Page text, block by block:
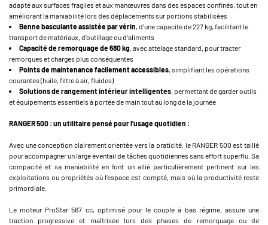
adapté aux surfaces fragiles et aux manœuvres dans des espaces confinés, tout en
améliorant la maniabilité lors des déplacements sur portions stabilisées
Benne basculante assistée par vérin, d’une capacité de 227 kg, facilitant le
transport de matériaux, d’outillage ou d’aliments
Capacité de remorquage de 680 kg, avec attelage standard, pour tracter
remorques et charges plus conséquentes
Points de maintenance facilement accessibles, simplifiant les opérations
courantes (huile, filtre à air, fluides)
Solutions de rangement intérieur intelligentes, permettant de garder outils
et équipements essentiels à portée de main tout au long de la journée
RANGER 500 : un utilitaire pensé pour l’usage quotidien :
Avec une conception clairement orientée vers la praticité, le RANGER 500 est taillé
pour accompagner un large éventail de tâches quotidiennes sans effort superflu. Sa
compacité et sa maniabilité en font un allié particulièrement pertinent sur les
exploitations ou propriétés où l’espace est compté, mais où la productivité reste
primordiale.
Le moteur ProStar 567 cc, optimisé pour le couple à bas régime, assure une
traction progressive et maîtrisée lors des phases de remorquage ou de